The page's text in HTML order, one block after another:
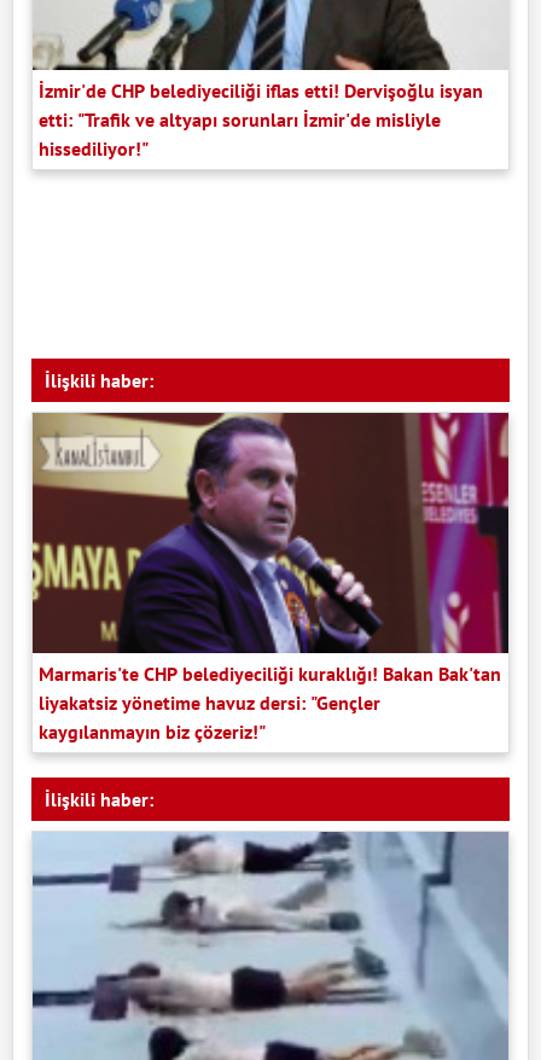
İzmir'de CHP belediyeciliği iflas etti! Dervişoğlu isyan
etti: "Trafik ve altyapı sorunları İzmir'de misliyle
hissediliyor!"
İlişkili haber:
Marmaris'te CHP belediyeciliği kuraklığı! Bakan Bak'tan
liyakatsiz yönetime havuz dersi: "Gençler
kaygılanmayın biz çözeriz!"
İlişkili haber: